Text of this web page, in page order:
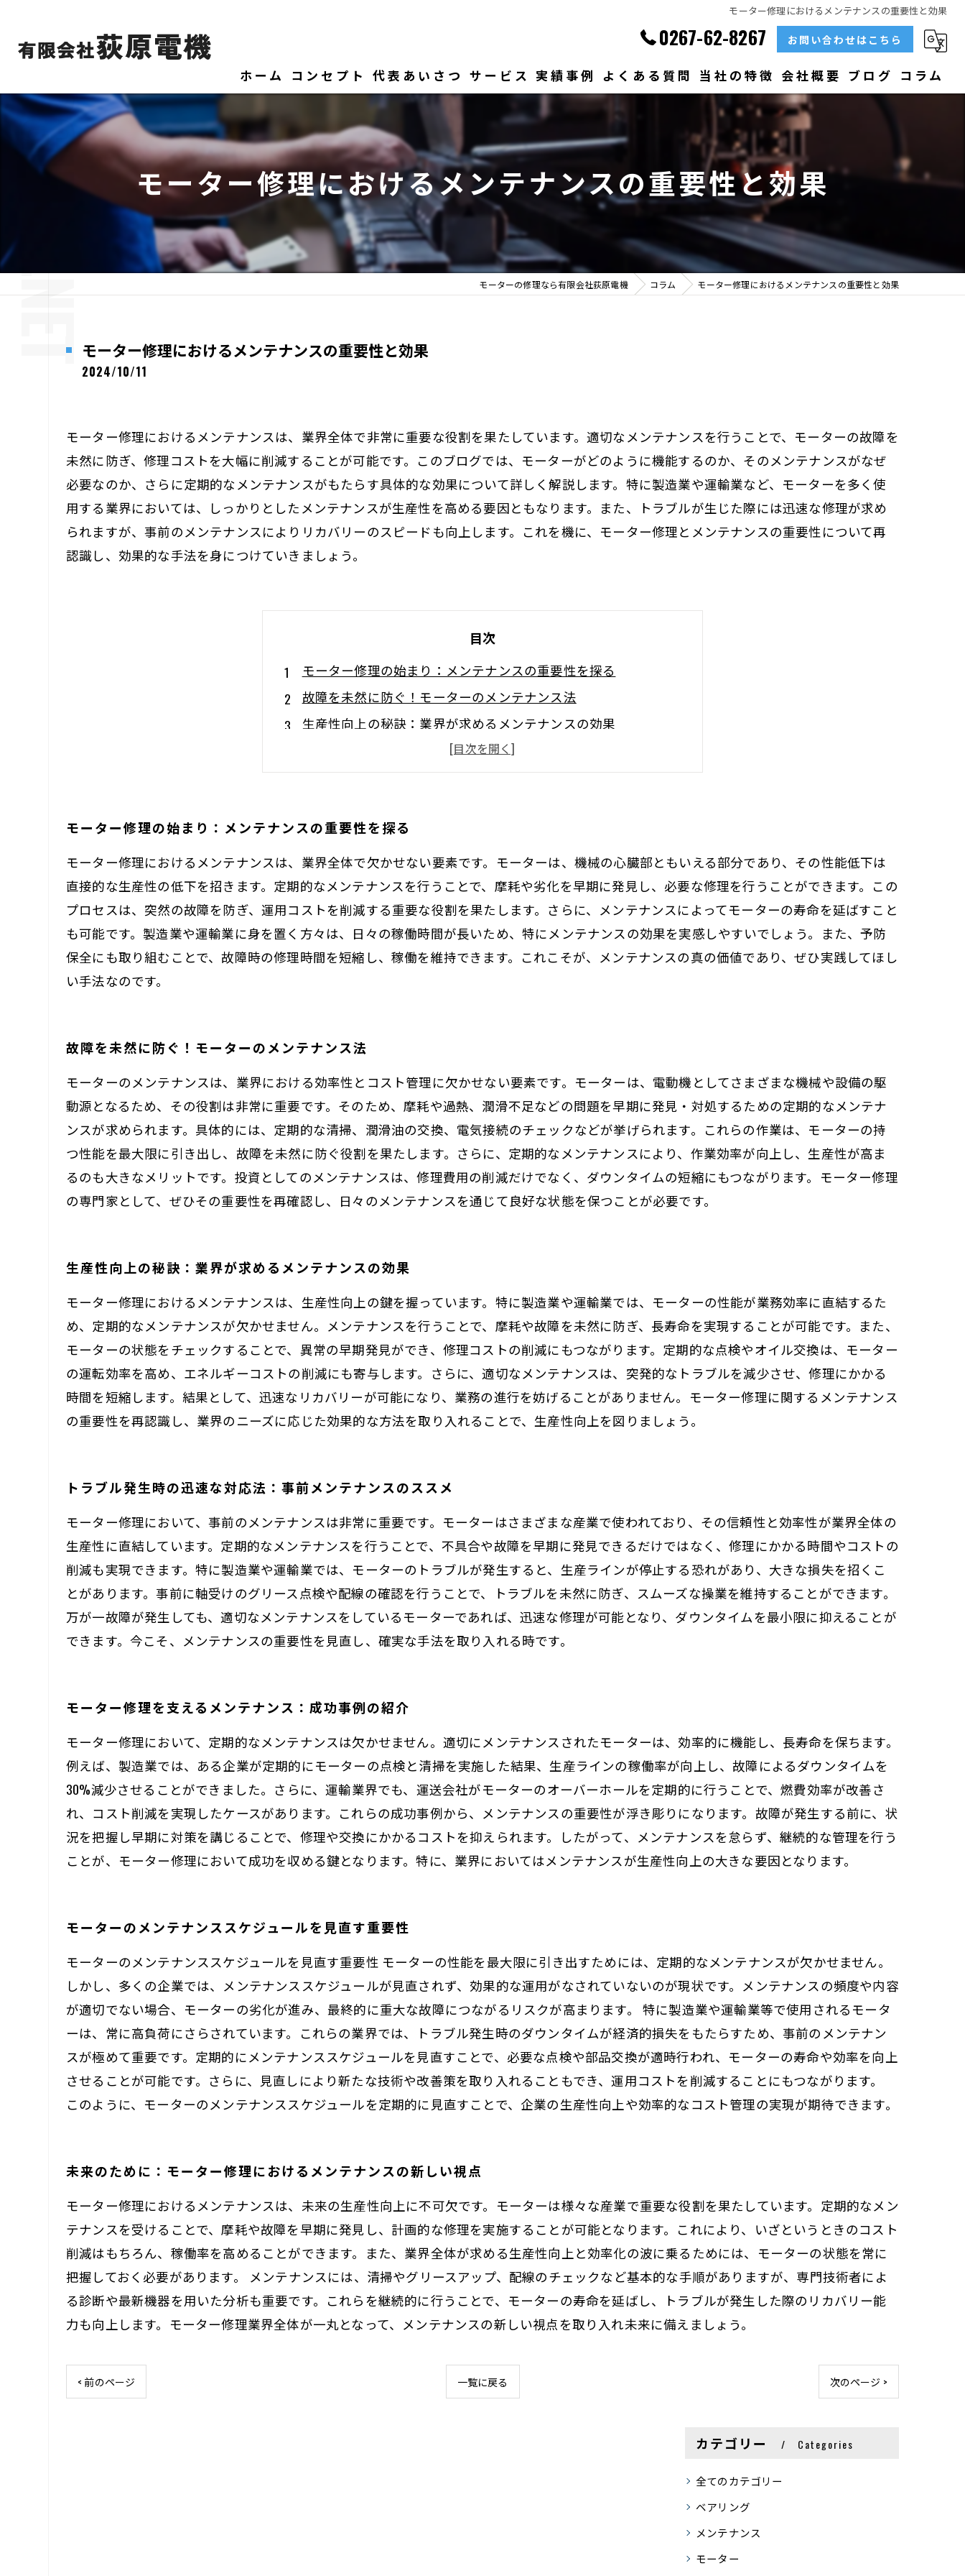
モーター修理におけるメンテナンスの重要性と効果
0267-62-8267 お問い合わせはこちら
ホーム コンセプト 代表あいさつ サービス 実績事例 よくある質問 当社の特徴
ベアリング
大型
メンテナンス
販売
会社概要 ブログ コラム
モーター修理におけるメンテナンスの重要性と効果
モーターの修理なら有限会社荻原電機 コラム モーター修理におけるメンテナンスの重要性と効果
モーター修理におけるメンテナンスの重要性と効果
2024/10/11
モーター修理におけるメンテナンスは、業界全体で非常に重要な役割を果たしています。適切なメンテナンスを行うことで、モーターの故障を
未然に防ぎ、修理コストを大幅に削減することが可能です。このブログでは、モーターがどのように機能するのか、そのメンテナンスがなぜ
必要なのか、さらに定期的なメンテナンスがもたらす具体的な効果について詳しく解説します。特に製造業や運輸業など、モーターを多く使
用する業界においては、しっかりとしたメンテナンスが生産性を高める要因ともなります。また、トラブルが生じた際には迅速な修理が求め
られますが、事前のメンテナンスによりリカバリーのスピードも向上します。これを機に、モーター修理とメンテナンスの重要性について再
認識し、効果的な手法を身につけていきましょう。
目次
モーター修理の始まり：メンテナンスの重要性を探る
故障を未然に防ぐ！モーターのメンテナンス法
生産性向上の秘訣：業界が求めるメンテナンスの効果
トラブル発生時の迅速な対応法：事前メンテナンスのススメ
モーター修理を支えるメンテナンス：成功事例の紹介
未来のために：モーター修理におけるメンテナンスの新しい視点
モーター修理の始まり：メンテナンスの重要性を探る
モーター修理におけるメンテナンスは、業界全体で欠かせない要素です。モーターは、機械の心臓部ともいえる部分であり、その性能低下は
直接的な生産性の低下を招きます。定期的なメンテナンスを行うことで、摩耗や劣化を早期に発見し、必要な修理を行うことができます。この
プロセスは、突然の故障を防ぎ、運用コストを削減する重要な役割を果たします。さらに、メンテナンスによってモーターの寿命を延ばすこと
も可能です。製造業や運輸業に身を置く方々は、日々の稼働時間が長いため、特にメンテナンスの効果を実感しやすいでしょう。また、予防
保全にも取り組むことで、故障時の修理時間を短縮し、稼働を維持できます。これこそが、メンテナンスの真の価値であり、ぜひ実践してほし
い手法なのです。
故障を未然に防ぐ！モーターのメンテナンス法
モーターのメンテナンスは、業界における効率性とコスト管理に欠かせない要素です。モーターは、電動機としてさまざまな機械や設備の駆
動源となるため、その役割は非常に重要です。そのため、摩耗や過熱、潤滑不足などの問題を早期に発見・対処するための定期的なメンテナ
ンスが求められます。具体的には、定期的な清掃、潤滑油の交換、電気接続のチェックなどが挙げられます。これらの作業は、モーターの持
つ性能を最大限に引き出し、故障を未然に防ぐ役割を果たします。さらに、定期的なメンテナンスにより、作業効率が向上し、生産性が高ま
るのも大きなメリットです。投資としてのメンテナンスは、修理費用の削減だけでなく、ダウンタイムの短縮にもつながります。モーター修理
の専門家として、ぜひその重要性を再確認し、日々のメンテナンスを通じて良好な状態を保つことが必要です。
生産性向上の秘訣：業界が求めるメンテナンスの効果
モーター修理におけるメンテナンスは、生産性向上の鍵を握っています。特に製造業や運輸業では、モーターの性能が業務効率に直結するた
め、定期的なメンテナンスが欠かせません。メンテナンスを行うことで、摩耗や故障を未然に防ぎ、長寿命を実現することが可能です。また、
モーターの状態をチェックすることで、異常の早期発見ができ、修理コストの削減にもつながります。定期的な点検やオイル交換は、モーター
の運転効率を高め、エネルギーコストの削減にも寄与します。さらに、適切なメンテナンスは、突発的なトラブルを減少させ、修理にかかる
時間を短縮します。結果として、迅速なリカバリーが可能になり、業務の進行を妨げることがありません。モーター修理に関するメンテナンス
の重要性を再認識し、業界のニーズに応じた効果的な方法を取り入れることで、生産性向上を図りましょう。
トラブル発生時の迅速な対応法：事前メンテナンスのススメ
モーター修理において、事前のメンテナンスは非常に重要です。モーターはさまざまな産業で使われており、その信頼性と効率性が業界全体の
生産性に直結しています。定期的なメンテナンスを行うことで、不具合や故障を早期に発見できるだけではなく、修理にかかる時間やコストの
削減も実現できます。特に製造業や運輸業では、モーターのトラブルが発生すると、生産ラインが停止する恐れがあり、大きな損失を招くこ
とがあります。事前に軸受けのグリース点検や配線の確認を行うことで、トラブルを未然に防ぎ、スムーズな操業を維持することができます。
万が一故障が発生しても、適切なメンテナンスをしているモーターであれば、迅速な修理が可能となり、ダウンタイムを最小限に抑えることが
できます。今こそ、メンテナンスの重要性を見直し、確実な手法を取り入れる時です。
モーター修理を支えるメンテナンス：成功事例の紹介
モーター修理において、定期的なメンテナンスは欠かせません。適切にメンテナンスされたモーターは、効率的に機能し、長寿命を保ちます。
例えば、製造業では、ある企業が定期的にモーターの点検と清掃を実施した結果、生産ラインの稼働率が向上し、故障によるダウンタイムを
30%減少させることができました。さらに、運輸業界でも、運送会社がモーターのオーバーホールを定期的に行うことで、燃費効率が改善さ
れ、コスト削減を実現したケースがあります。これらの成功事例から、メンテナンスの重要性が浮き彫りになります。故障が発生する前に、状
況を把握し早期に対策を講じることで、修理や交換にかかるコストを抑えられます。したがって、メンテナンスを怠らず、継続的な管理を行う
ことが、モーター修理において成功を収める鍵となります。特に、業界においてはメンテナンスが生産性向上の大きな要因となります。
モーターのメンテナンススケジュールを見直す重要性
モーターのメンテナンススケジュールを見直す重要性 モーターの性能を最大限に引き出すためには、定期的なメンテナンスが欠かせません。
しかし、多くの企業では、メンテナンススケジュールが見直されず、効果的な運用がなされていないのが現状です。メンテナンスの頻度や内容
が適切でない場合、モーターの劣化が進み、最終的に重大な故障につながるリスクが高まります。 特に製造業や運輸業等で使用されるモータ
ーは、常に高負荷にさらされています。これらの業界では、トラブル発生時のダウンタイムが経済的損失をもたらすため、事前のメンテナン
スが極めて重要です。定期的にメンテナンススケジュールを見直すことで、必要な点検や部品交換が適時行われ、モーターの寿命や効率を向上
させることが可能です。さらに、見直しにより新たな技術や改善策を取り入れることもでき、運用コストを削減することにもつながります。
このように、モーターのメンテナンススケジュールを定期的に見直すことで、企業の生産性向上や効率的なコスト管理の実現が期待できます。
未来のために：モーター修理におけるメンテナンスの新しい視点
モーター修理におけるメンテナンスは、未来の生産性向上に不可欠です。モーターは様々な産業で重要な役割を果たしています。定期的なメン
テナンスを受けることで、摩耗や故障を早期に発見し、計画的な修理を実施することが可能となります。これにより、いざというときのコスト
削減はもちろん、稼働率を高めることができます。また、業界全体が求める生産性向上と効率化の波に乗るためには、モーターの状態を常に
把握しておく必要があります。 メンテナンスには、清掃やグリースアップ、配線のチェックなど基本的な手順がありますが、専門技術者によ
る診断や最新機器を用いた分析も重要です。これらを継続的に行うことで、モーターの寿命を延ばし、トラブルが発生した際のリカバリー能
力も向上します。モーター修理業界全体が一丸となって、メンテナンスの新しい視点を取り入れ未来に備えましょう。
< 前のページ 一覧に戻る 次のページ >
カテゴリー Categories
全てのカテゴリー
ベアリング
メンテナンス
モーター